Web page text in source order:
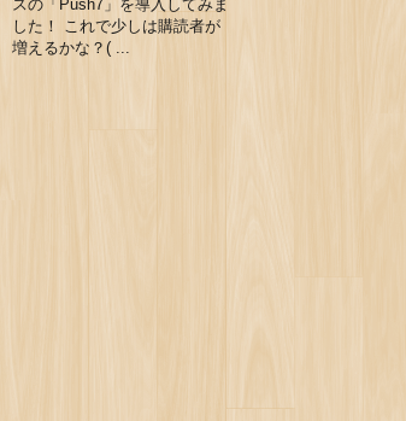
スの「Push7」を導入してみま
した！ これで少しは購読者が
増えるかな？( ...